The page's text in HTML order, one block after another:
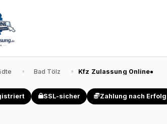
Bad Tölz Kfz Zulassung Online
SSL-sicher Zahlung nach Erfolg